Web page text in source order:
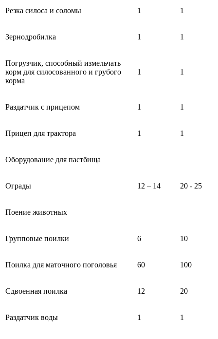
Резка силоса и соломы 1 1
Зернодробилка 1 1
Погрузчик, способный измельчать
корм для силосованного и грубого
корма
1 1
Раздатчик с прицепом 1 1
Прицеп для трактора 1 1
Оборудование для пастбища
Ограды 12 – 14 20 - 25
Поение животных
Групповые поилки 6 10
Поилка для маточного поголовья 60 100
Сдвоенная поилка 12 20
Раздатчик воды 1 1